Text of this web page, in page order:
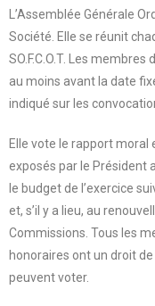
L’Assemblée Générale
Société. Elle se réunit
SO.F.C.O.T. Les membres
au moins avant la date
indiqué sur les
Elle vote le rapport moral
exposés par le Président
le budget de l’exercice
et, s’il y a lieu, au
Commissions. Tous les
honoraires ont un droit
peuvent voter.